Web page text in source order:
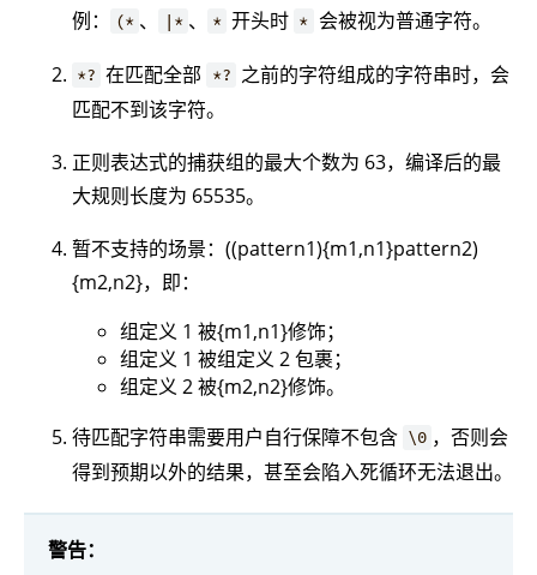
例：
(* 、 |* 、 * 开头时 * 会被视为普通字符。
*? 在匹配全部 *? 之前的字符组成的字符串时，会
匹配不到该字符。
正则表达式的捕获组的最大个数为 63，编译后的最
大规则长度为 65535。
暂不支持的场景：((pattern1){m1,n1}pattern2)
{m2,n2}，即：
组定义 1 被{m1,n1}修饰；
组定义 1 被组定义 2 包裹；
组定义 2 被{m2,n2}修饰。
待匹配字符串需要用户自行保障不包含 \0 ，否则会
得到预期以外的结果，甚至会陷入死循环无法退出。
警告：